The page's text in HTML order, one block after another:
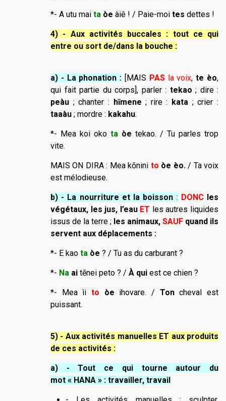
*- A utu mai ta òe àiê ! / Paie-moi tes dettes !
4) - Aux activités buccales : tout ce qui
entre ou sort de/dans la bouche :
a) - La phonation : [MAIS PASla voix,te èo,
qui fait partie du corps], parler : tekao ; dire :
peàu ; chanter : hīmene ; rire : kata ; crier :
taaàu ; mordre : kakahu.
*- Mea koi oko ta òe tekao. / Tu parles trop
vite.
MAIS ON DIRA : Mea kōnini to òe èo./ Ta voix
est mélodieuse.
b) - La nourriture et la boisson : DONCles
végétaux, les jus, l’eau ET les autres liquides
issus de la terre ; les animaux, SAUF quand ils
servent aux déplacements :
*- E kao ta òe ? / Tu as du carburant ?
*- Na ai tēnei peto ? / À qui est ce chien ?
*- Mea ìi to òe ihovare. / Toncheval est
puissant.
5) - Aux activités manuelles ET aux produits
de ces activités :
a) - Tout ce qui tourne autour du
mot « HANA » : travailler, travail